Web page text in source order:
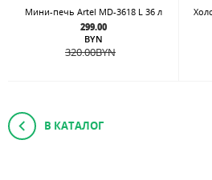
Мини-печь Artel MD-3618 L 36 л
299.00
BYN
320.00BYN
В КАТАЛОГ